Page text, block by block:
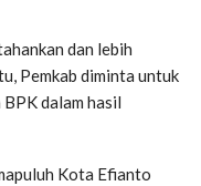
dan lebih
Pemkab diminta untuk
dalam hasil
Kota Efianto